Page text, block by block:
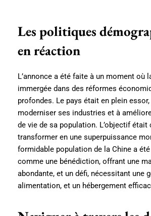
Les politiques
en réaction
L’annonce a été faite à un moment où
immergée dans des réformes
profondes. Le pays était en plein
moderniser ses industries et à
de vie de sa population. L’objectif était
transformer en une superpuissance
formidable population de la Chine a
comme une bénédiction, offrant une
abondante, et un défi, nécessitant une
alimentation, et un hébergement